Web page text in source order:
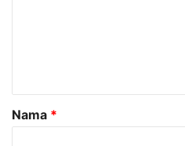
a
r
Nama *